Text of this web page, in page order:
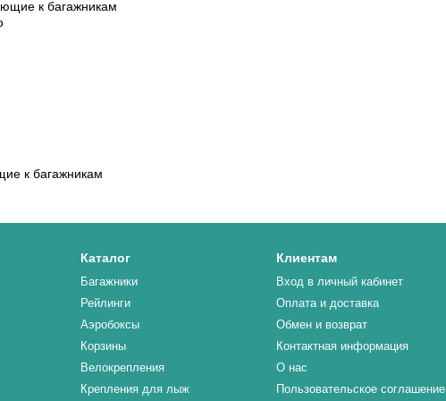
к багажникам
Каталог
Багажники
Рейлинги
Аэробоксы
Корзины
Велокрепления
Крепления для лыж
Клиентам
Вход в личный кабинет
Оплата и доставка
Обмен и возврат
Контактная информация
О нас
Пользовательское соглашение